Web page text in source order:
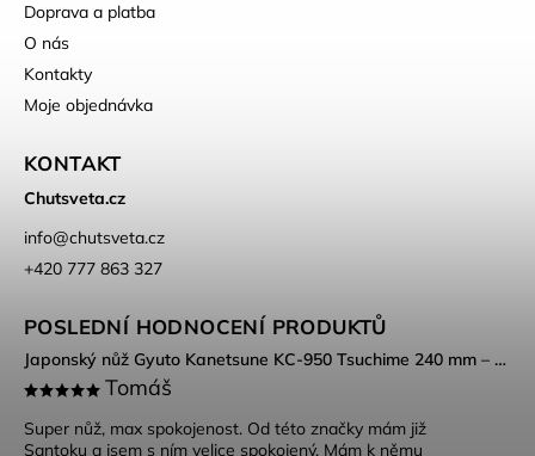
Doprava a platba
O nás
Kontakty
Moje objednávka
KONTAKT
Chutsveta.cz
info@chutsveta.cz
+420 777 863 327
POSLEDNÍ HODNOCENÍ PRODUKTŮ
Japonský nůž Gyuto Kanetsune KC-950 Tsuchime 240 mm – DSR-1K6 ocel, Tsuchime povrch
Tomáš
Super nůž, max spokojenost. Od této značky mám již
Santoku a jsem s ním velice spokojený. Mám k němu